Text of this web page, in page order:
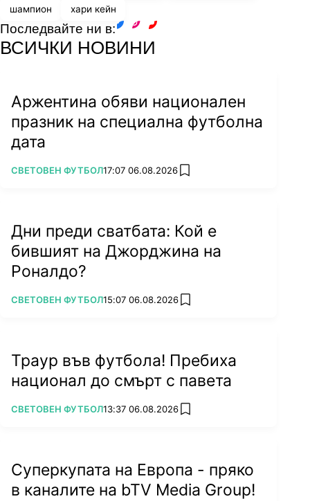
шампион хари кейн
Последвайте ни в:
ВСИЧКИ НОВИНИ
Аржентина обяви национален
празник на специална футболна
дата
ПОВЕЧЕ ОТ
СВЕТОВЕН ФУТБОЛ17:07 06.08.2026 add favorites
Дни преди сватбата: Кой е
бившият на Джорджина на
Роналдо?
ПОВЕЧЕ ОТ
СВЕТОВЕН ФУТБОЛ15:07 06.08.2026 add favorites
Траур във футбола! Пребиха
национал до смърт с павета
ПОВЕЧЕ ОТ
СВЕТОВЕН ФУТБОЛ13:37 06.08.2026 add favorites
Суперкупата на Европа - пряко
в каналите на bTV Media Group!